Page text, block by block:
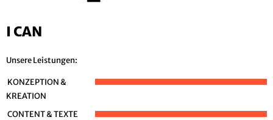
I CAN
Unsere Leistungen:
KONZEPTION &
KREATION
CONTENT & TEXTE